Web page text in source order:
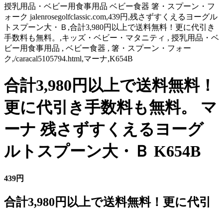
授乳用品・ベビー用食事用品 ベビー食器 箸・スプーン・フ
ォーク jalenrosegolfclassic.com,439円,残さずすくえるヨーグル
トスプーン大・Ｂ,合計3,980円以上で送料無料！更に代引き
手数料も無料。,キッズ・ベビー・マタニティ , 授乳用品・ベ
ビー用食事用品 , ベビー食器 , 箸・スプーン・フォー
ク,/caracal5105794.html,マーナ,K654B
合計3,980円以上で送料無料！
更に代引き手数料も無料。 マ
ーナ 残さずすくえるヨーグ
ルトスプーン大・Ｂ K654B
439円
合計3,980円以上で送料無料！更に代引